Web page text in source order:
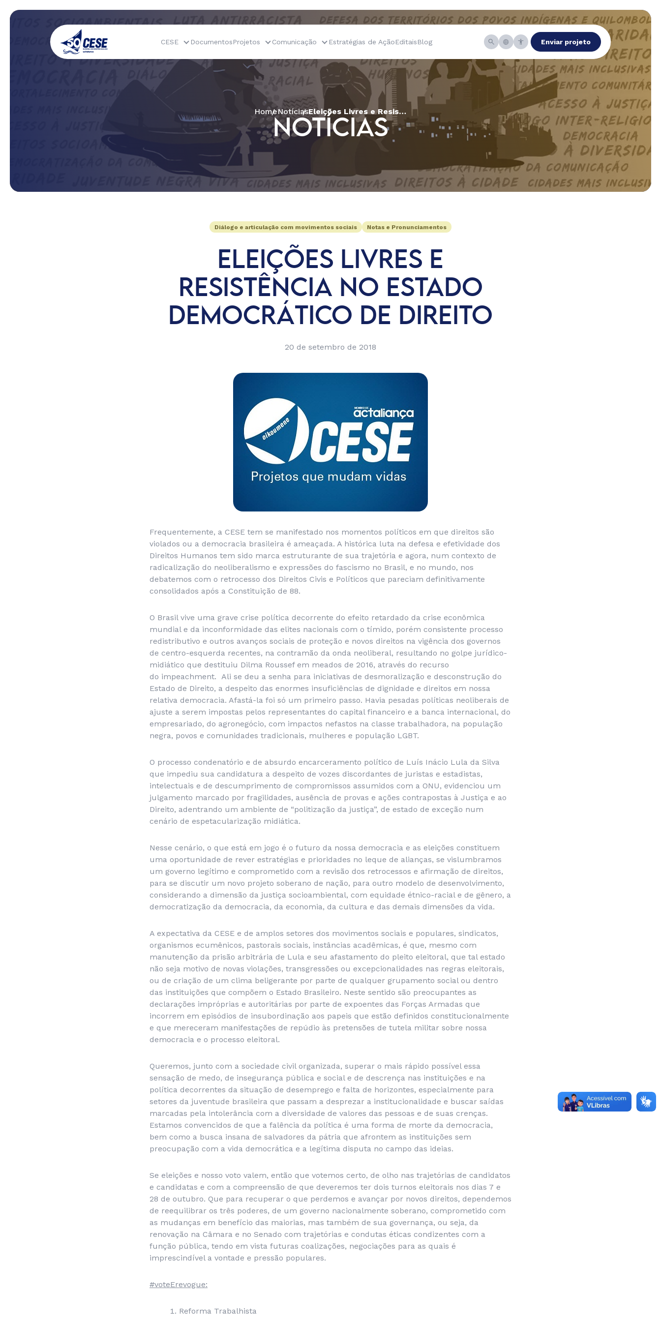
CESE DocumentosProjetos Comunicação Estratégias de AçãoEditaisBlog Enviar projeto
HomeNotícias Eleições Livres e Resistência no Estado Democrático de Direito
NOTÍCIAS
Diálogo e articulação com movimentos sociais Notas e Pronunciamentos
ELEIÇÕES LIVRES E
RESISTÊNCIA NO ESTADO
DEMOCRÁTICO DE DIREITO
20 de setembro de 2018
Frequentemente, a CESE tem se manifestado nos momentos políticos em que direitos são
violados ou a democracia brasileira é ameaçada. A histórica luta na defesa e efetividade dos
Direitos Humanos tem sido marca estruturante de sua trajetória e agora, num contexto de
radicalização do neoliberalismo e expressões do fascismo no Brasil, e no mundo, nos
debatemos com o retrocesso dos Direitos Civis e Políticos que pareciam definitivamente
consolidados após a Constituição de 88.
O Brasil vive uma grave crise política decorrente do efeito retardado da crise econômica
mundial e da inconformidade das elites nacionais com o tímido, porém consistente processo
redistributivo e outros avanços sociais de proteção e novos direitos na vigência dos governos
de centro-esquerda recentes, na contramão da onda neoliberal, resultando no golpe jurídico-
midiático que destituiu Dilma Roussef em meados de 2016, através do recurso
do impeachment. Ali se deu a senha para iniciativas de desmoralização e desconstrução do
Estado de Direito, a despeito das enormes insuficiências de dignidade e direitos em nossa
relativa democracia. Afastá-la foi só um primeiro passo. Havia pesadas políticas neoliberais de
ajuste a serem impostas pelos representantes do capital financeiro e a banca internacional, do
empresariado, do agronegócio, com impactos nefastos na classe trabalhadora, na população
negra, povos e comunidades tradicionais, mulheres e população LGBT.
O processo condenatório e de absurdo encarceramento político de Luís Inácio Lula da Silva
que impediu sua candidatura a despeito de vozes discordantes de juristas e estadistas,
intelectuais e de descumprimento de compromissos assumidos com a ONU, evidenciou um
julgamento marcado por fragilidades, ausência de provas e ações contrapostas à Justiça e ao
Direito, adentrando um ambiente de “politização da justiça”, de estado de exceção num
cenário de espetacularização midiática.
Nesse cenário, o que está em jogo é o futuro da nossa democracia e as eleições constituem
uma oportunidade de rever estratégias e prioridades no leque de alianças, se vislumbramos
um governo legítimo e comprometido com a revisão dos retrocessos e afirmação de direitos,
para se discutir um novo projeto soberano de nação, para outro modelo de desenvolvimento,
considerando a dimensão da justiça socioambiental, com equidade étnico-racial e de gênero, a
democratização da democracia, da economia, da cultura e das demais dimensões da vida.
A expectativa da CESE e de amplos setores dos movimentos sociais e populares, sindicatos,
organismos ecumênicos, pastorais sociais, instâncias acadêmicas, é que, mesmo com
manutenção da prisão arbitrária de Lula e seu afastamento do pleito eleitoral, que tal estado
não seja motivo de novas violações, transgressões ou excepcionalidades nas regras eleitorais,
ou de criação de um clima beligerante por parte de qualquer grupamento social ou dentro
das instituições que compõem o Estado Brasileiro. Neste sentido são preocupantes as
declarações impróprias e autoritárias por parte de expoentes das Forças Armadas que
incorrem em episódios de insubordinação aos papeis que estão definidos constitucionalmente
e que mereceram manifestações de repúdio às pretensões de tutela militar sobre nossa
democracia e o processo eleitoral.
Queremos, junto com a sociedade civil organizada, superar o mais rápido possível essa
sensação de medo, de insegurança pública e social e de descrença nas instituições e na
política decorrentes da situação de desemprego e falta de horizontes, especialmente para
setores da juventude brasileira que passam a desprezar a institucionalidade e buscar saídas
marcadas pela intolerância com a diversidade de valores das pessoas e de suas crenças.
Estamos convencidos de que a falência da política é uma forma de morte da democracia,
bem como a busca insana de salvadores da pátria que afrontem as instituições sem
preocupação com a vida democrática e a legítima disputa no campo das ideias.
Se eleições e nosso voto valem, então que votemos certo, de olho nas trajetórias de candidatos
e candidatas e com a compreensão de que deveremos ter dois turnos eleitorais nos dias 7 e
28 de outubro. Que para recuperar o que perdemos e avançar por novos direitos, dependemos
de reequilibrar os três poderes, de um governo nacionalmente soberano, comprometido com
as mudanças em benefício das maiorias, mas também de sua governança, ou seja, da
renovação na Câmara e no Senado com trajetórias e condutas éticas condizentes com a
função pública, tendo em vista futuras coalizações, negociações para as quais é
imprescindível a vontade e pressão populares.
#voteErevogue:
Reforma Trabalhista